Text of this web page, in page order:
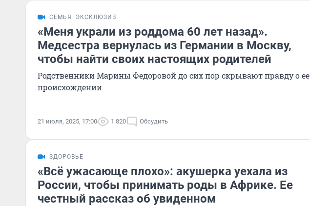
СЕМЬЯ ЭКСКЛЮЗИВ
«Меня украли из роддома 60 лет назад».
Медсестра вернулась из Германии в Москву,
чтобы найти своих настоящих родителей
Родственники Марины Федоровой до сих пор скрывают правду о ее
происхождении
21 июля, 2025, 17:00 1 820 Обсудить
ЗДОРОВЬЕ
«Всё ужасающе плохо»: акушерка уехала из
России, чтобы принимать роды в Африке. Ее
честный рассказ об увиденном